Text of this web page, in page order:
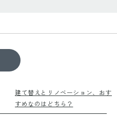
建て替えとリノベーション、おす
すめなのはどちら？